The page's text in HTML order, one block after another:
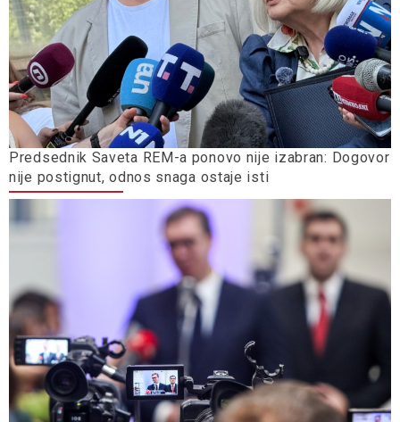
Predsednik Saveta REM-a ponovo nije izabran: Dogovor
nije postignut, odnos snaga ostaje isti